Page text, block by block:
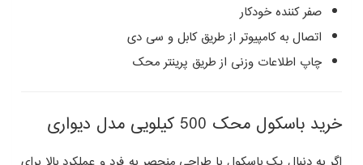
صفر کننده خودکار
اتصال به کامپیوتر از طریق کابل و سی دی
چاپ اطلاعات وزنی از طریق پرینتر محک
خرید باسکول محک 500 کیلویی مدل دیواری